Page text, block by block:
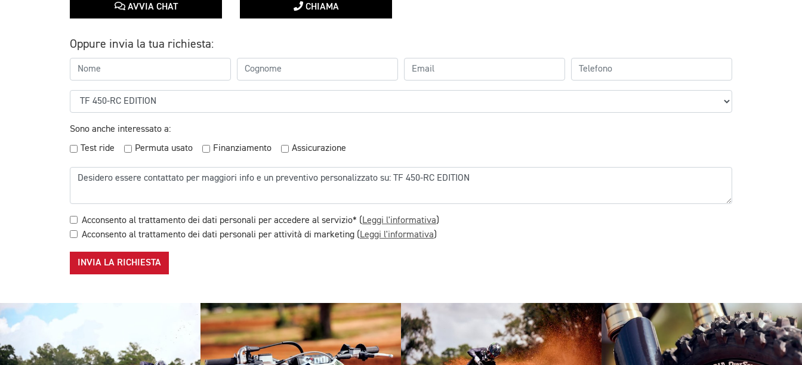
AVVIA CHAT CHIAMA
Oppure invia la tua richiesta:
Sono anche interessato a:
Test ride
Permuta usato Finanziamento Assicurazione
Acconsento al trattamento dei dati personali per accedere al servizio* (Leggi l'informativa)
Acconsento al trattamento dei dati personali per attività di marketing (Leggi l'informativa)
INVIA LA RICHIESTA